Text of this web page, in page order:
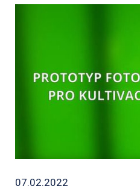
07.02.2022